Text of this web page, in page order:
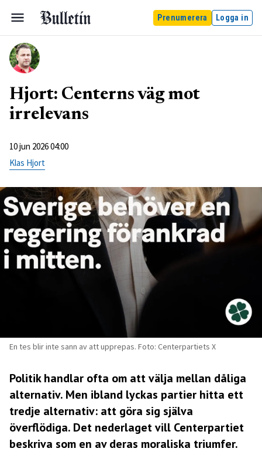
Prenumerera Logga in
Hjort: Centerns väg mot
irrelevans
10 jun 2026 04:00
Klas Hjort
En tes blir inte sann av att upprepas. Foto: Centerpartiets X
Politik handlar ofta om att välja mellan dåliga
alternativ. Men ibland lyckas partier hitta ett
tredje alternativ: att göra sig själva
överflödiga. Det nederlaget vill Centerpartiet
beskriva som en av deras moraliska triumfer.